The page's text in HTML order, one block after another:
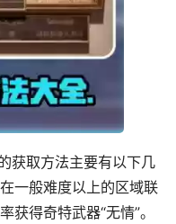
获取方法主要有以下几
一般难度以上的区域联
获得奇特武器“无情”。